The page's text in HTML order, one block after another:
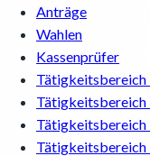
Anträge
Wahlen
Kassenprüfer
Tätigkeitsbereich
Tätigkeitsbereich
Tätigkeitsbereich
Tätigkeitsbereich